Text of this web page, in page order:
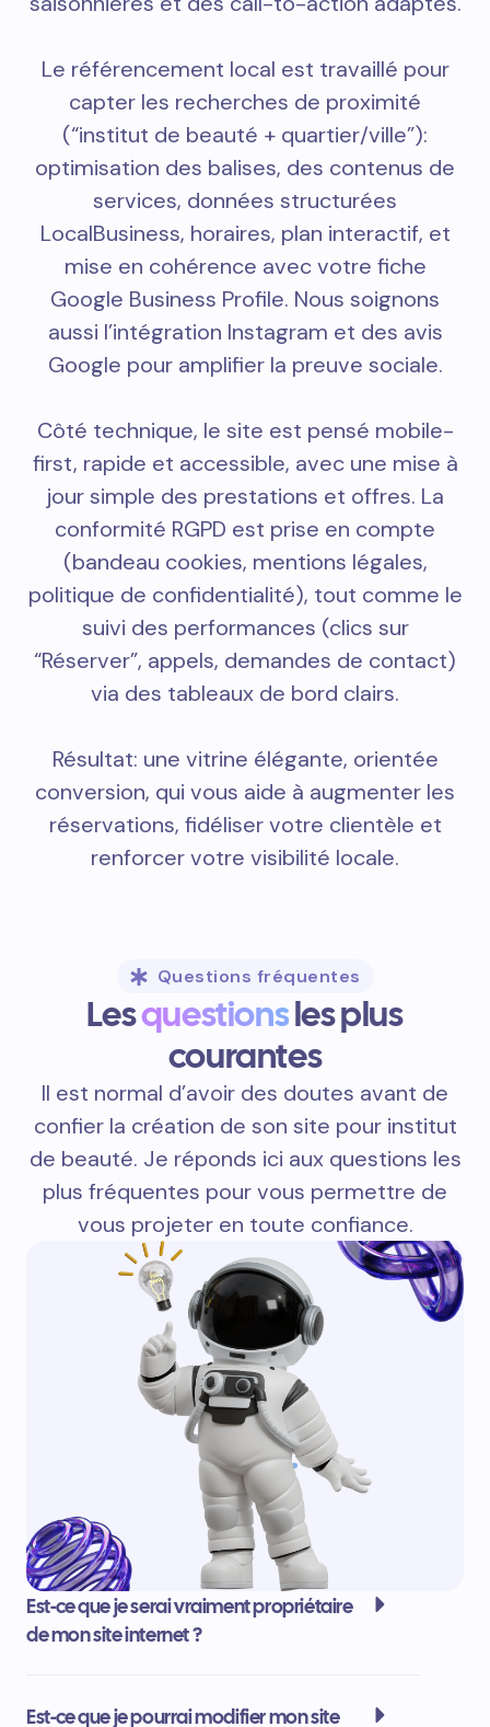
Le référencement local est travaillé pour
capter les recherches de proximité
(“institut de beauté + quartier/ville”):
optimisation des balises, des contenus de
services, données structurées
LocalBusiness, horaires, plan interactif, et
mise en cohérence avec votre fiche
Google Business Profile. Nous soignons
aussi l’intégration Instagram et des avis
Google pour amplifier la preuve sociale.
Côté technique, le site est pensé mobile-
first, rapide et accessible, avec une mise à
jour simple des prestations et offres. La
conformité RGPD est prise en compte
(bandeau cookies, mentions légales,
politique de confidentialité), tout comme le
suivi des performances (clics sur
“Réserver”, appels, demandes de contact)
via des tableaux de bord clairs.
Résultat: une vitrine élégante, orientée
conversion, qui vous aide à augmenter les
réservations, fidéliser votre clientèle et
renforcer votre visibilité locale.
Questions fréquentes
Lesquestionsles plus
courantes
Il est normal d’avoir des doutes avant de
confier la création de son site pour institut
de beauté. Je réponds ici aux questions les
plus fréquentes pour vous permettre de
vous projeter en toute confiance.
Est-ce que je serai vraiment propriétaire
de mon site internet ?
Est-ce que je pourrai modifier mon site